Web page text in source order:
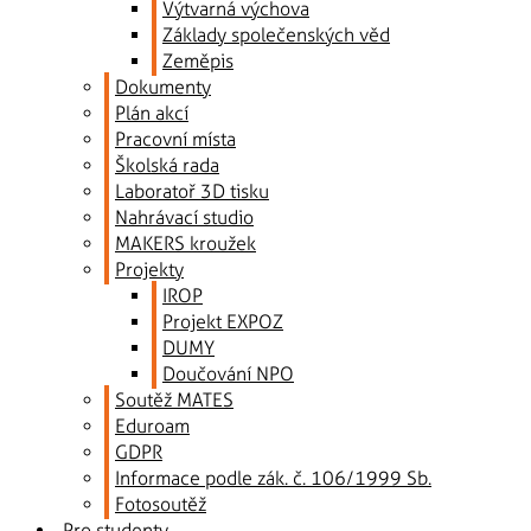
Výtvarná výchova
Základy společenských věd
Zeměpis
Dokumenty
Plán akcí
Pracovní místa
Školská rada
Laboratoř 3D tisku
Nahrávací studio
MAKERS kroužek
Projekty
IROP
Projekt EXPOZ
DUMY
Doučování NPO
Soutěž MATES
Eduroam
GDPR
Informace podle zák. č. 106/1999 Sb.
Fotosoutěž